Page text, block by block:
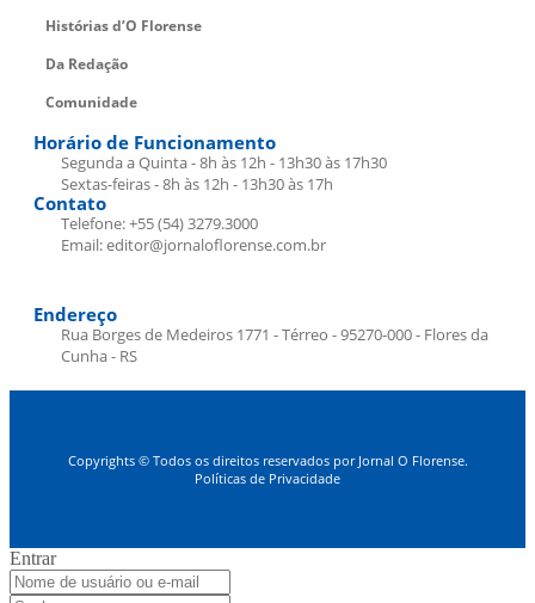
Histórias d’O Florense
Da Redação
Comunidade
Horário de Funcionamento
Segunda a Quinta - 8h às 12h - 13h30 às 17h30
Sextas-feiras - 8h às 12h - 13h30 às 17h
Contato
Telefone: +55 (54) 3279.3000
Email: editor@jornaloflorense.com.br
Endereço
Rua Borges de Medeiros 1771 - Térreo - 95270-000 - Flores da
Cunha - RS
Copyrights © Todos os direitos reservados por Jornal O Florense.
Políticas de Privacidade
Entrar